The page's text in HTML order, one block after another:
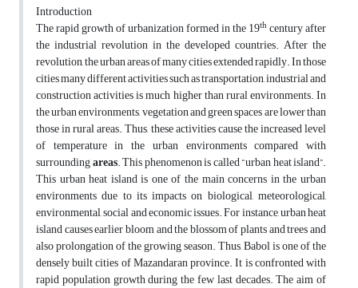
Introduction
The rapid growth of urbanization formed in the 19thcentury after
the industrial revolution in the developed countries. After the
revolution, the urban areas of many cities extended rapidly. In those
cities many different activities such as transportation, industrial and
construction activities is much higher than rural environments. In
the urban environments, vegetation and green spaces are lower than
those in rural areas. Thus, these activities cause the increased level
of temperature in the urban environments compared with
surroundingareas. This phenomenon is called “urban heat island”.
This urban heat island is one of the main concerns in the urban
environments due to its impacts on biological, meteorological,
environmental, social and economic issues. For instance, urban heat
island causes earlier bloom and the blossom of plants and trees and
also prolongation of the growing season. Thus, Babol is one of the
densely built cities of Mazandaran province. It is confronted with
rapid population growth during the few last decades. The aim of